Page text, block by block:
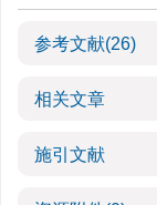
参考文献(26)
相关文章
施引文献